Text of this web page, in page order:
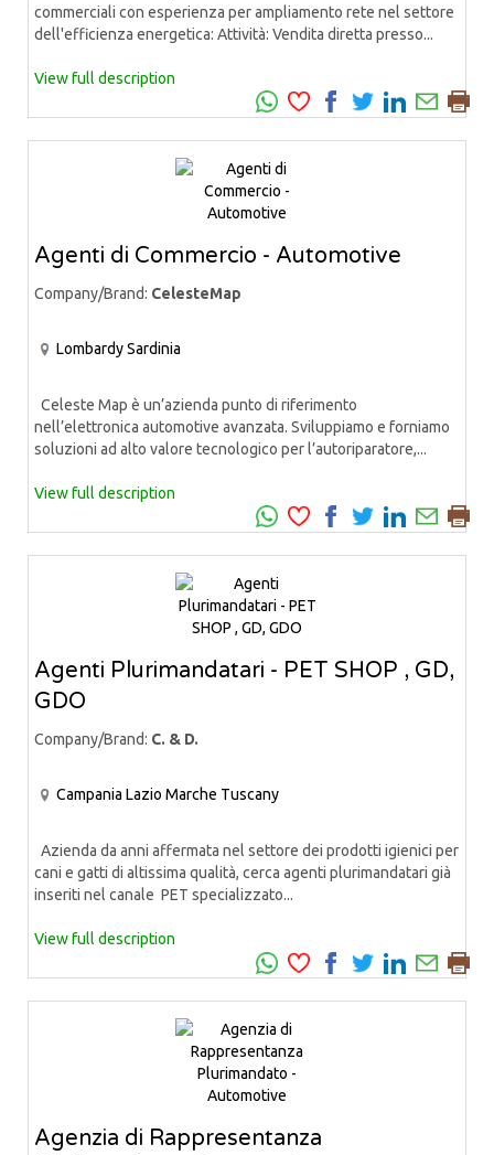
commerciali con esperienza per ampliamento rete nel settore
dell'efficienza energetica: Attività: Vendita diretta presso...
View full description
Agenti di Commercio - Automotive
Company/Brand: CelesteMap
LombardySardinia
Celeste Map è un’azienda punto di riferimento
nell’elettronica automotive avanzata. Sviluppiamo e forniamo
soluzioni ad alto valore tecnologico per l’autoriparatore,...
View full description
Agenti Plurimandatari - PET SHOP , GD,
GDO
Company/Brand: C. & D.
Campania Lazio Marche Tuscany
Azienda da anni affermata nel settore dei prodotti igienici per
cani e gatti di altissima qualità, cerca agenti plurimandatari già
inseriti nel canale PET specializzato...
View full description
Agenzia di Rappresentanza